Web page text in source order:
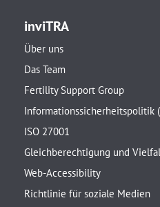
inviTRA
Über uns
Das Team
Fertility Support Group
Informationssicherheitspolitik
ISO 27001
Gleichberechtigung und
Web-Accessibility
Richtlinie für soziale Medien